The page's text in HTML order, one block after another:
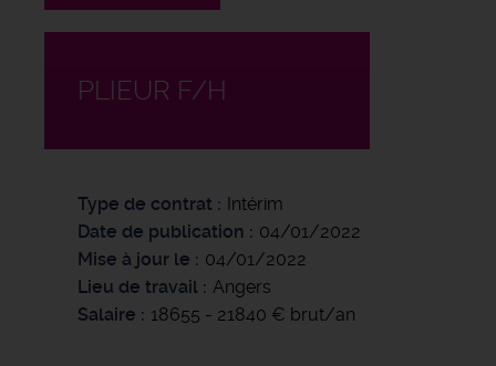
PLIEUR F/H
Type de contrat
Intérim
Date de publication
04/01/2022
Mise à jour le
04/01/2022
Lieu de travail
Angers
Salaire
18655 - 21840 € brut/an